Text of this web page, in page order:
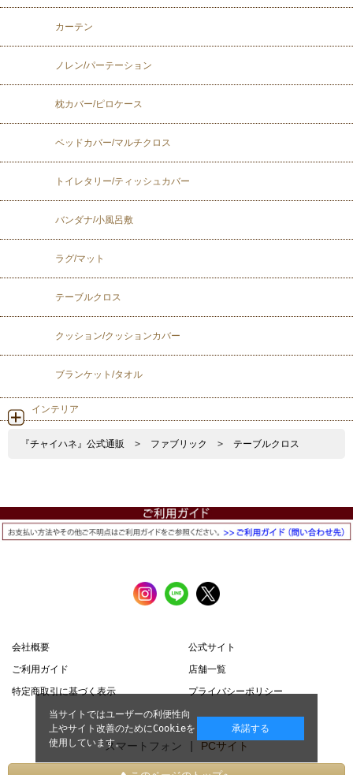
カーテン
ノレン/パーテーション
枕カバー/ピロケース
ベッドカバー/マルチクロス
トイレタリー/ティッシュカバー
バンダナ/小風呂敷
ラグ/マット
テーブルクロス
クッション/クッションカバー
ブランケット/タオル
インテリア
『チャイハネ』公式通販 > ファブリック > テーブルクロス
会社概要
公式サイト
ご利用ガイド
店舗一覧
特定商取引に基づく表示
プライバシーポリシー
スマートフォン | PCサイト
当サイトではユーザーの利便性向
上やサイト改善のためにCookieを
使用しています。
承諾する